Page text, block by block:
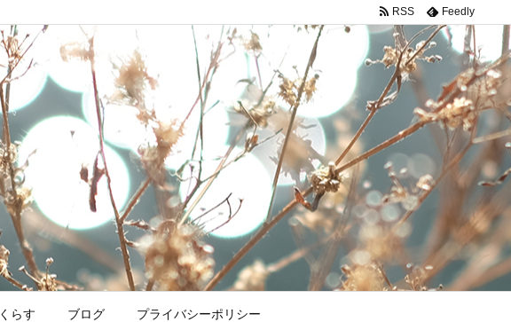
くらす ブログ プライバシーポリシー
RSS Feedly